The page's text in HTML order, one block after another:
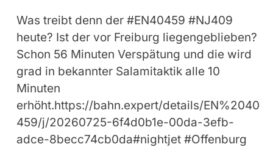
Was treibt denn der #EN40459 #NJ409
heute? Ist der vor Freiburg liegengeblieben?
Schon 56 Minuten Verspätung und die wird
grad in bekannter Salamitaktik alle 10
Minuten
erhöht.https://bahn.expert/details/EN%2040
459/j/20260725-6f4d0b1e-00da-3efb-
adce-8becc74cb0da#nightjet #Offenburg